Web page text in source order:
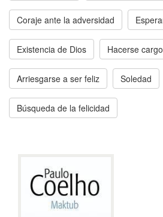
Coraje ante la adversidad
Existencia de Dios Hacerse
Arriesgarse a ser feliz Soledad
Búsqueda de la felicidad